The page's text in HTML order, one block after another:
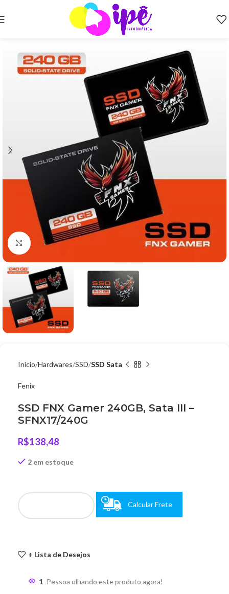
Clique para ampliar
Início Hardwares SSD SSD Sata
Fenix
SSD FNX Gamer 240GB, Sata III –
SFNX17/240G
R$138,48
2 em estoque
Calcular Frete
+ Lista de Desejos
1 Pessoa olhando este produto agora!